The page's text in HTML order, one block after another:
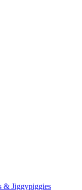
& Jiggypiggies